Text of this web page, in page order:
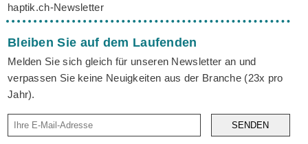
haptik.ch-Newsletter
Bleiben Sie auf dem Laufenden
Melden Sie sich gleich für unseren Newsletter an und
verpassen Sie keine Neuigkeiten aus der Branche (23x pro
Jahr).
SENDEN